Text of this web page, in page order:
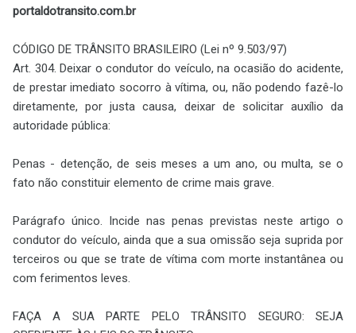
portaldotransito.com.br
CÓDIGO DE TRÂNSITO BRASILEIRO (Lei nº 9.503/97)
Art. 304. Deixar o condutor do veículo, na ocasião do acidente,
de prestar imediato socorro à vítima, ou, não podendo fazê-lo
diretamente, por justa causa, deixar de solicitar auxílio da
autoridade pública:
Penas - detenção, de seis meses a um ano, ou multa, se o
fato não constituir elemento de crime mais grave.
Parágrafo único. Incide nas penas previstas neste artigo o
condutor do veículo, ainda que a sua omissão seja suprida por
terceiros ou que se trate de vítima com morte instantânea ou
com ferimentos leves.
FAÇA A SUA PARTE PELO TRÂNSITO SEGURO: SEJA